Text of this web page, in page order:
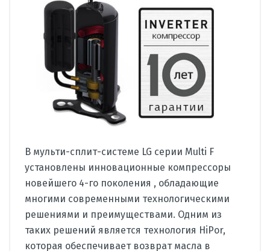
В мульти-сплит-системе LG серии Multi F
установлены инновационные компрессоры
новейшего 4-го поколения , обладающие
многими современными технологическими
решениями и преимуществами. Одним из
таких решений является технология HiPor,
которая обеспечивает возврат масла в